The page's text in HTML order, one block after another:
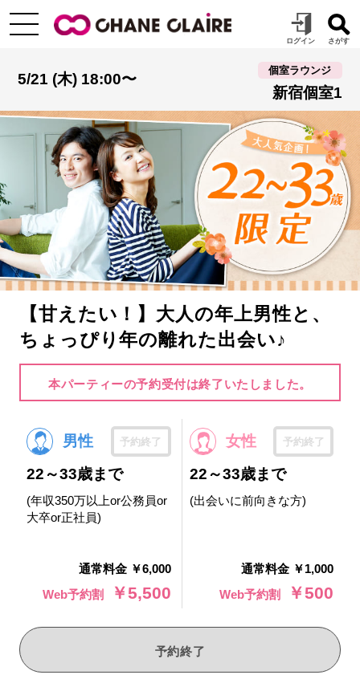
5/21 (木) 18:00〜
個室ラウンジ
新宿個室1
【甘えたい！】大人の年上男性と、
ちょっぴり年の離れた出会い♪
本パーティーの予約受付は終了いたしました。
男性 予約終了
22～33歳まで
(年収350万以上or公務員or
大卒or正社員)
通常料金 ￥6,000
Web予約割
￥5,500
女性 予約終了
22～33歳まで
(出会いに前向きな方)
通常料金 ￥1,000
Web予約割
￥500
予約終了